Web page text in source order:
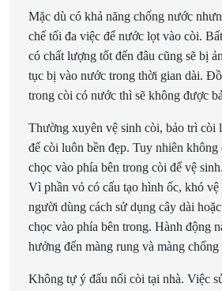
Mặc dù có khả năng chống nước
chế tối đa việc để nước lọt vào còi.
có chất lượng tốt đến đâu cũng sẽ bị
tục bị vào nước trong thời gian dài.
trong còi có nước thì sẽ không được
Thường xuyên vệ sinh còi, bảo trì còi
để còi luôn bền đẹp. Tuy nhiên
chọc vào phía bên trong còi để vệ
Vì phần vỏ có cấu tạo hình ốc, khó vệ
người dùng cách sử dụng cây dài
chọc vào phía bên trong. Hành động
hưởng đến màng rung và màng
Không tự ý đấu nối còi tại nhà. Việc